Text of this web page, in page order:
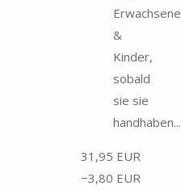
Erwachsene
&
Kinder,
sobald
sie sie
handhaben...
31,95 EUR
−3,80 EUR